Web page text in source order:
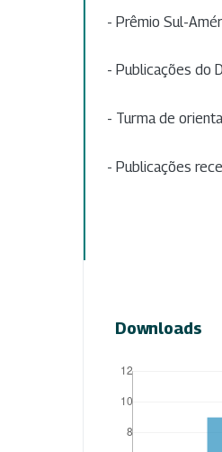
- Prêmio Sul-
- Publicações do
- Turma de
- Publicações
Downloads